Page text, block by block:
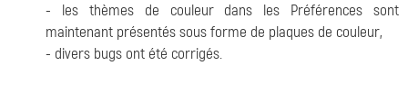
- les thèmes de couleur dans les Préférences sont
maintenant présentés sous forme de plaques de couleur,
- divers bugs ont été corrigés.